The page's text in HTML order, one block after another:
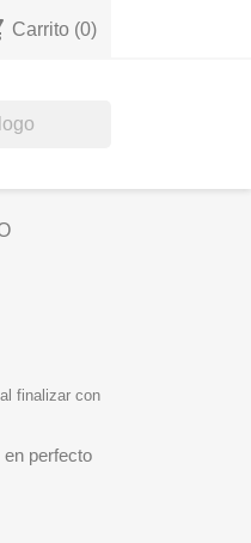
Carrito (0)
finalizar con
perfecto